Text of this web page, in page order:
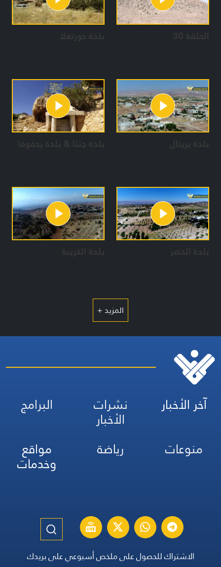
الحلقة 30 بلدة حورتعلا
بلدة بريتال بلدة جنتا & بلدة يحفوفا
بلدة الخضر بلدة الخريبة
المزيد +
آخر الأخبار نشرات
الأخبار
البرامج
منوعات
رياضة مواقع
وخدمات
الاشتراك للحصول على ملخص أسبوعي على بريدك